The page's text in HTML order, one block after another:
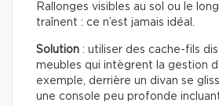
Rallonges visibles au sol ou le
traînent : ce n’est jamais idéal.
Solution : utiliser des cache-fils
meubles qui intègrent la gestion
exemple, derrière un divan se
une console peu profonde